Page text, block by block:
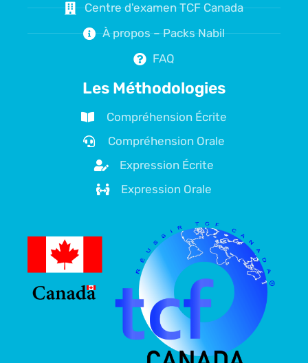
Centre d'examen TCF Canada
À propos – Packs Nabil
FAQ
Les Méthodologies
Compréhension Écrite
Compréhension Orale
Expression Écrite
Expression Orale